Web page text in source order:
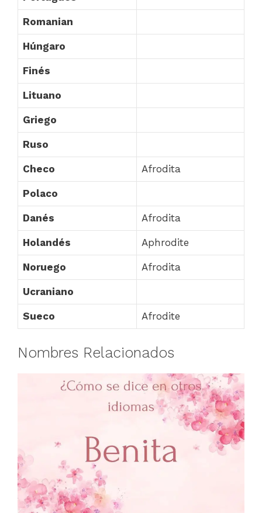
Romanian
Húngaro
Finés
Lituano
Griego
Ruso
Checo Afrodita
Polaco
Danés Afrodita
Holandés Aphrodite
Noruego Afrodita
Ucraniano
Sueco Afrodite
Nombres Relacionados